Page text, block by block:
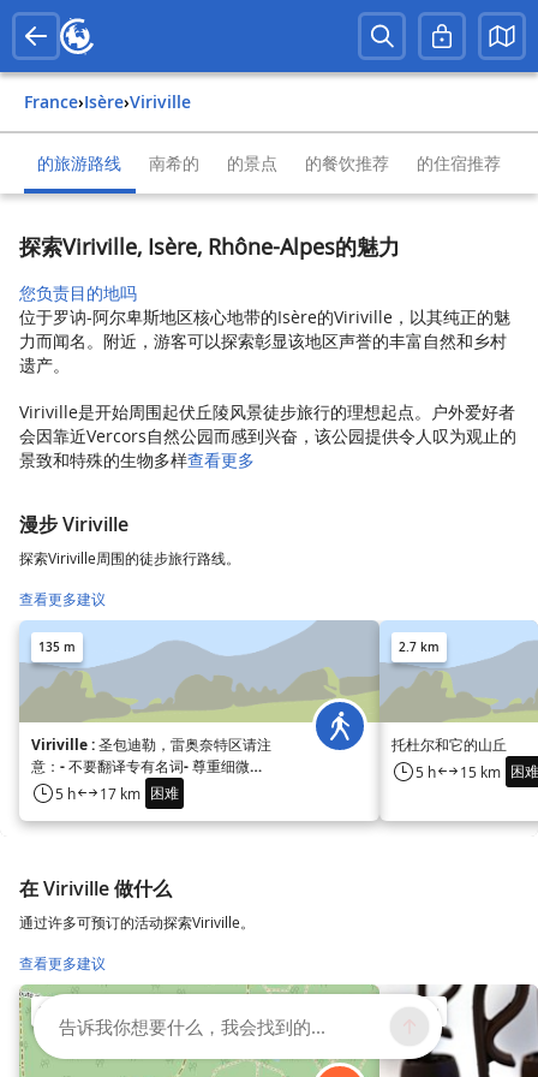
France› Isère› Viriville
的旅游路线 南希的 的景点 的餐饮推荐 的住宿推荐
探索Viriville, Isère, Rhône-Alpes的魅力
您负责目的地吗
位于罗讷-阿尔卑斯地区核心地带的Isère的Viriville，以其纯正的魅
力而闻名。附近，游客可以探索彰显该地区声誉的丰富自然和乡村
遗产。
Viriville是开始周围起伏丘陵风景徒步旅行的理想起点。户外爱好者
会因靠近Vercors自然公园而感到兴奋，该公园提供令人叹为观止的
景致和特殊的生物多样查看更多
漫步 Viriville
探索Viriville周围的徒步旅行路线。
查看更多建议
135 m
Viriville : 圣包迪勒，雷奥奈特区请注
意：- 不要翻译专有名词- 尊重细微差
别 5 h 17 km 困难
2.7 km
托杜尔和它的山丘
5 h 15 km 困难
在 Viriville 做什么
通过许多可预订的活动探索Viriville。
查看更多建议
8.3 km 9.6 km
告诉我你想要什么，我会找到的...